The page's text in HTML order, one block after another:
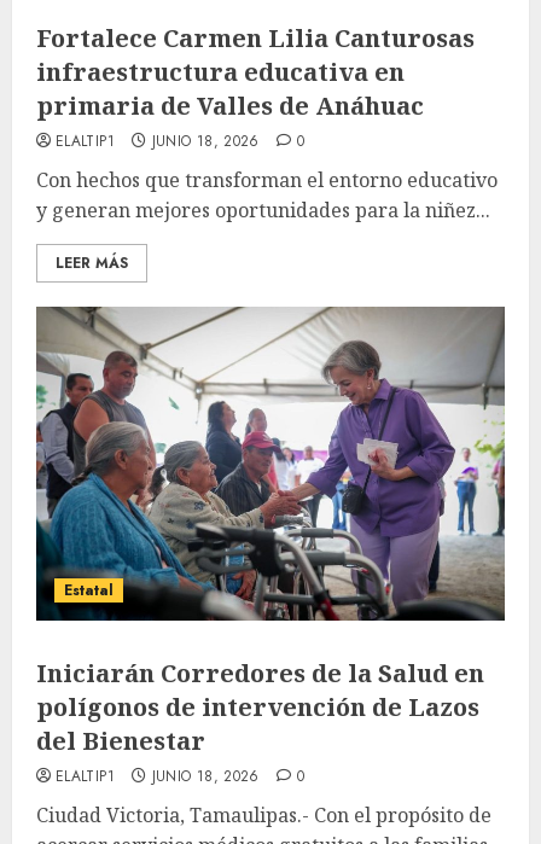
Fortalece Carmen Lilia Canturosas
infraestructura educativa en
primaria de Valles de Anáhuac
ELALTIP1 JUNIO 18, 2026 0
Con hechos que transforman el entorno educativo
y generan mejores oportunidades para la niñez...
LEER MÁS
Estatal
Iniciarán Corredores de la Salud en
polígonos de intervención de Lazos
del Bienestar
ELALTIP1 JUNIO 18, 2026 0
Ciudad Victoria, Tamaulipas.- Con el propósito de